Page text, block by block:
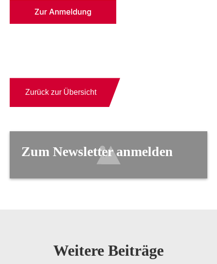
Zurück zur Übersicht
Zum Newsletter anmelden
Weitere Beiträge